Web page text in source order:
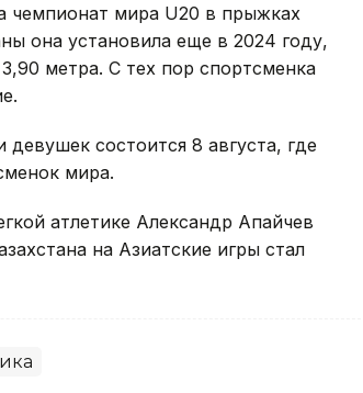
чемпионат мира U20 в прыжках
она установила еще в 2024 году,
метра. С тех пор спортсменка
состоится 8 августа, где
мира.
атлетике Александр Апайчев
на Азиатские игры стал